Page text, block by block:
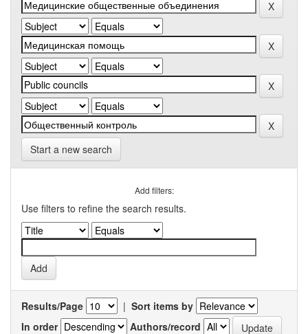
Start a new search
Add filters:
Use filters to refine the search results.
Results/Page | Sort items by
In order
Authors/record